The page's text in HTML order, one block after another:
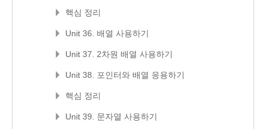
핵심 정리
Unit 36. 배열 사용하기
Unit 37. 2차원 배열 사용하기
Unit 38. 포인터와 배열 응용하기
핵심 정리
Unit 39. 문자열 사용하기